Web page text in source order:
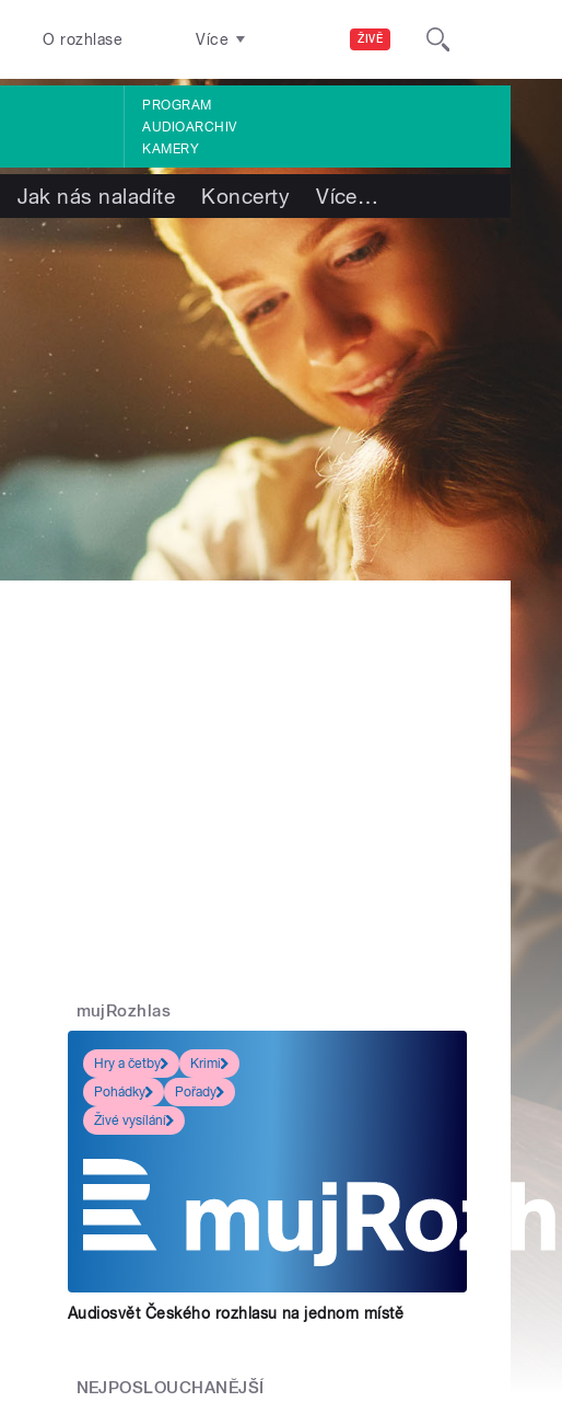
ŽIVĚ
O rozhlase Více
PROGRAM
AUDIOARCHIV
KAMERY
Jak nás naladíte Koncerty Více…
mujRozhlas
Hry a četby
Krimi
Pohádky
Pořady
Živé vysílání
Audiosvět Českého rozhlasu na jednom místě
NEJPOSLOUCHANĚJŠÍ